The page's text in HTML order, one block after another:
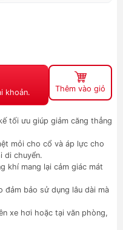
khoản. Thêm vào giỏ
tối ưu giúp giảm căng thẳng
mỏi cho cổ và áp lực cho
di chuyển.
khí mang lại cảm giác mát
đảm bảo sử dụng lâu dài mà
xe hơi hoặc tại văn phòng,